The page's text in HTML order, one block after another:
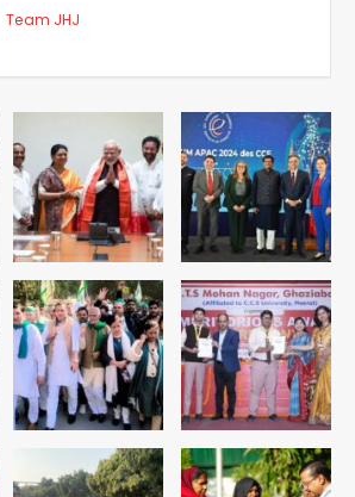
Team JHJ
डबल मर्डर का मुख्य साजिशकर्ता क्राइम ब्रांच
के हत्थे
Team JHJ
रोहित चौधरी गैंग का कुख्यात बदमाश राजस्थान
से गिरफ्तार
Team JHJ